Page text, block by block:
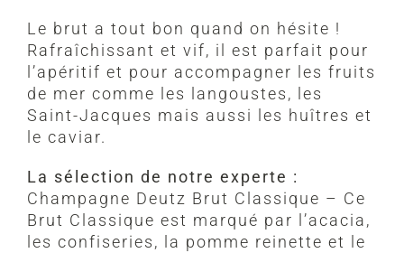
Le brut a tout bon quand on hésite !
Rafraîchissant et vif, il est parfait pour
l’apéritif et pour accompagner les fruits
de mer comme les langoustes, les
Saint-Jacques mais aussi les huîtres et
le caviar.
La sélection de notre experte :
Champagne Deutz Brut Classique – Ce
Brut Classique est marqué par l’acacia,
les confiseries, la pomme reinette et le